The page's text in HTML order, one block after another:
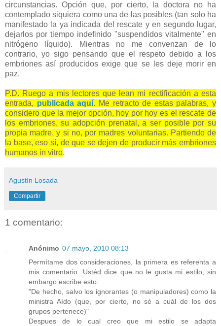
circunstancias. Opción que, por cierto, la doctora no ha
contemplado siquiera como una de las posibles (tan solo ha
manifestado la ya indicada del rescate y en segundo lugar,
dejarlos por tiempo indefinido "suspendidos vitalmente" en
nitrógeno líquido). Mientras no me convenzan de lo
contrario, yo sigo pensando que el respeto debido a los
embriones así producidos exige que se les deje morir en
paz.
P.D. Ruego a mis lectores que lean mi rectificación a esta
entrada, publicada aquí. Me retracto de estas palabras, y
considero que la mejor opción, hoy por hoy es el rescate de
los embriones, su adopción prenatal, a ser posible por su
propia madre, y si no, por madres voluntarias. Partiendo de
la base, eso sí, de que se dejen de producir más embriones
humanos in vitro.
Agustín Losada
Compartir
1 comentario:
Anónimo 07 mayo, 2010 08:13
Permítame dos consideraciones, la primera es referenta a
mis comentario. Ustéd dice que no le gusta mi estilo, sin
embargo escribe esto:
"De hecho, salvo los ignorantes (o manipuladores) como la
ministra Aído (que, por cierto, no sé a cuál de los dos
grupos pertenece)"
Despues de lo cual creo que mi estilo se adapta